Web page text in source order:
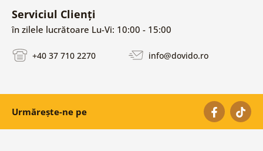
Serviciul Clienți
în zilele lucrătoare Lu-Vi: 10:00 - 15:00
+40 37 710 2270 info@dovido.ro
Urmărește-ne pe